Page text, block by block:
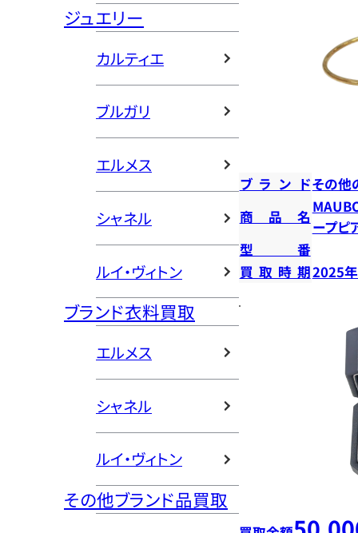
ジュエリー
カルティエ
ブルガリ
エルメス
シャネル
ルイ・ヴィトン
ブランド衣料買取
エルメス
シャネル
ルイ・ヴィトン
その他ブランド品買取
ブランドその他
商品名
ープピ
型番
買取時期2025